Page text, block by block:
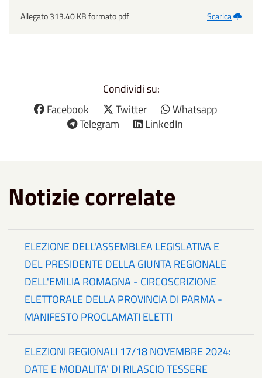
Allegato 313.40 KB formato pdf Scarica
Condividi su:
Facebook
Twitter
Whatsapp
Telegram
LinkedIn
Notizie correlate
ELEZIONE DELL'ASSEMBLEA LEGISLATIVA E
DEL PRESIDENTE DELLA GIUNTA REGIONALE
DELL'EMILIA ROMAGNA - CIRCOSCRIZIONE
ELETTORALE DELLA PROVINCIA DI PARMA -
MANIFESTO PROCLAMATI ELETTI
ELEZIONI REGIONALI 17/18 NOVEMBRE 2024:
DATE E MODALITA' DI RILASCIO TESSERE